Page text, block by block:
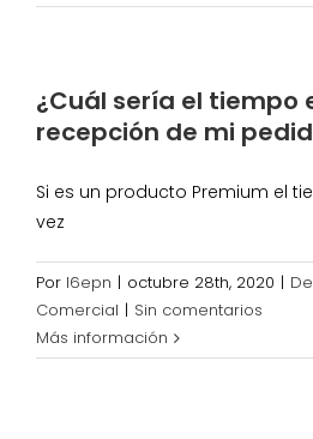
¿Cuál sería el tiempo
recepción de mi
Si es un producto Premium el
vez
Por l6epn | octubre 28th, 2020 |
Comercial | Sin comentarios
Más información